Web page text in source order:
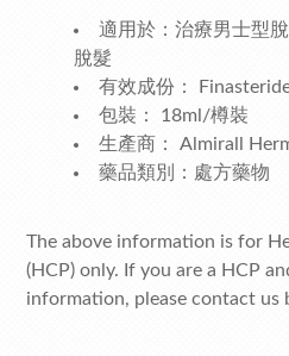
適用於：治療男士型
脫髮
有效成份：
包裝： 18ml/樽裝
生產商： Almirall
藥品類別：處方藥物
The above information is for
(HCP) only. If you are a HCP
information, please contact us